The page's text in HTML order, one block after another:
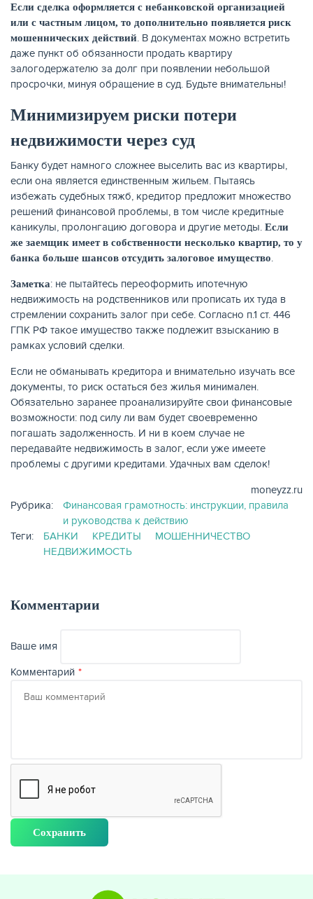
Если сделка оформляется с небанковской организацией
или с частным лицом, то дополнительно появляется риск
мошеннических действий. В документах можно встретить
даже пункт об обязанности продать квартиру
залогодержателю за долг при появлении небольшой
просрочки, минуя обращение в суд. Будьте внимательны!
Минимизируем риски потери
недвижимости через суд
Банку будет намного сложнее выселить вас из квартиры,
если она является единственным жильем. Пытаясь
избежать судебных тяжб, кредитор предложит множество
решений финансовой проблемы, в том числе кредитные
каникулы, пролонгацию договора и другие методы. Если
же заемщик имеет в собственности несколько квартир, то у
банка больше шансов отсудить залоговое имущество.
Заметка: не пытайтесь переоформить ипотечную
недвижимость на родственников или прописать их туда в
стремлении сохранить залог при себе. Согласно п.1 ст. 446
ГПК РФ такое имущество также подлежит взысканию в
рамках условий сделки.
Если не обманывать кредитора и внимательно изучать все
документы, то риск остаться без жилья минимален.
Обязательно заранее проанализируйте свои финансовые
возможности: под силу ли вам будет своевременно
погашать задолженность. И ни в коем случае не
передавайте недвижимость в залог, если уже имеете
проблемы с другими кредитами. Удачных вам сделок!
moneyzz.ru
Рубрика:
Финансовая грамотность: инструкции, правила
и руководства к действию
Теги:
БАНКИ КРЕДИТЫ
МОШЕННИЧЕСТВО
НЕДВИЖИМОСТЬ
Комментарии
Ваше имя
Комментарий